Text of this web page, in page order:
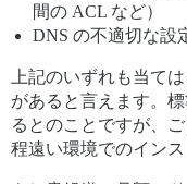
間の ACL など）
DNS の不適切な設
上記のいずれも当て
があると言えます。
るとのことですが、
程遠い環境でのイン